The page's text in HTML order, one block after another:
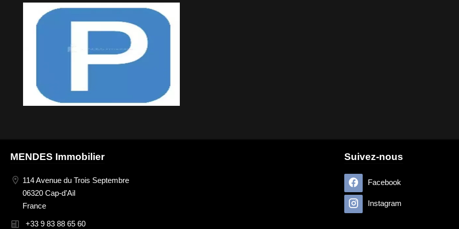
MENDES Immobilier
114 Avenue du Trois Septembre
06320 Cap-d'Ail
France
+33 9 83 88 65 60
Suivez-nous
Facebook
Instagram